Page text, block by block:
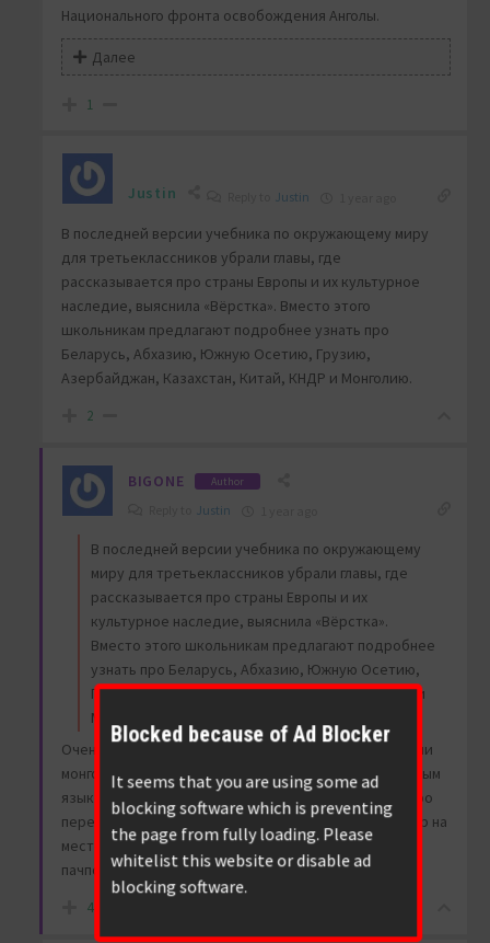
Национального фронта освобождения Анголы.
Далее
1
Justin Justin
В последней версии учебника по окружающему миру
для третьеклассников убрали главы, где
рассказывается про страны Европы и их культурное
наследие, выяснила «Вёрстка». Вместо этого
школьникам предлагают подробнее узнать про
Беларусь, Абхазию, Южную Осетию, Грузию,
Азербайджан, Казахстан, Китай, КНДР и Монголию.
2
BIGONE Author
Justin
В последней версии учебника по окружающему
миру для третьеклассников убрали главы, где
рассказывается про страны Европы и их
культурное наследие, выяснила «Вёрстка».
Вместо этого школьникам предлагают подробнее
узнать про Беларусь, Абхазию, Южную Осетию,
Грузию, Азербайджан, Казахстан, Китай, КНДР и
Монголию.
Очень верный подход – улус Джучи как раз и создали
монголы. Еще и китайский надо ввести сначала вторым
языком, а потом и основным. Еще можно подумать про
пересмотр исконных удмуртских фамилий. Например на
месте Писькова мы бы потребовали написать в
пачпорте фамилиё Пи Пи Ся.
4
Blocked because of Ad Blocker
It seems that you are using some ad
blocking software which is preventing
the page from fully loading. Please
whitelist this website or disable ad
blocking software.